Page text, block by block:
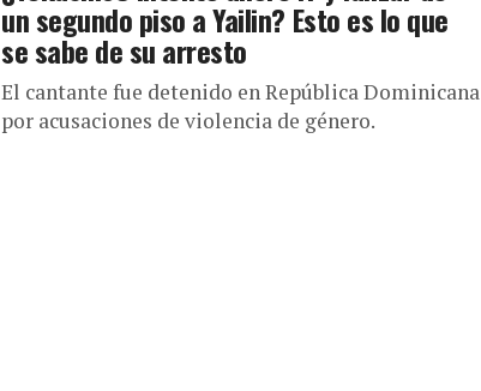
un segundo piso a Yailin? Esto es lo que
se sabe de su arresto
El cantante fue detenido en República Dominicana
por acusaciones de violencia de género.